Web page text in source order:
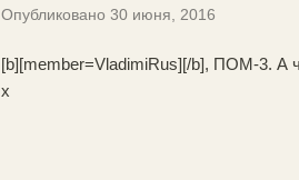
Опубликовано 30 июня, 2016
[b][member=VladimiRus][/b], ПОМ-3. А
х